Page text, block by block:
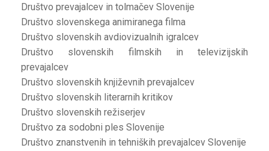
Društvo prevajalcev in tolmačev Slovenije
Društvo slovenskega animiranega filma
Društvo slovenskih avdiovizualnih igralcev
Društvo slovenskih filmskih in televizijskih
prevajalcev
Društvo slovenskih književnih prevajalcev
Društvo slovenskih literarnih kritikov
Društvo slovenskih režiserjev
Društvo za sodobni ples Slovenije
Društvo znanstvenih in tehniških prevajalcev Slovenije